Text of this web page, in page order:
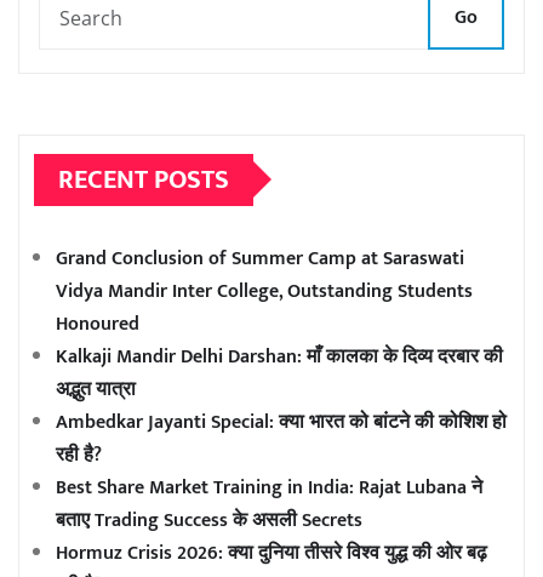
Go
RECENT POSTS
Grand Conclusion of Summer Camp at Saraswati
Vidya Mandir Inter College, Outstanding Students
Honoured
Kalkaji Mandir Delhi Darshan: माँ कालका के दिव्य दरबार की
अद्भुत यात्रा
Ambedkar Jayanti Special: क्या भारत को बांटने की कोशिश हो
रही है?
Best Share Market Training in India: Rajat Lubana ने
बताए Trading Success के असली Secrets
Hormuz Crisis 2026: क्या दुनिया तीसरे विश्व युद्ध की ओर बढ़